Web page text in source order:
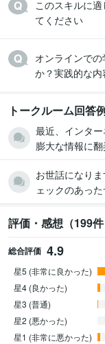
このスキルに
てください
オンラインで
トークルーム回答
最近、インタ
膨大な情報に
お世話になり
ェックのあっ
評価・感想（199
総合評価 4.9
星5 (非常に良かった)
星4 (良かった)
星3 (普通)
星2 (悪かった)
星1 (非常に悪かった)